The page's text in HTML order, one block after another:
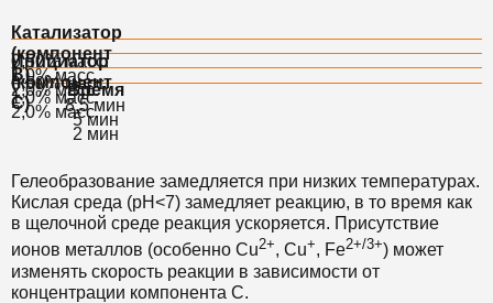
Катализатор
(компонент
B)
Инициатор
(компонент
С)
Время
0,50% масс.
0,50% масс.
8,5 мин
1,0% масс.
1,0% масс.
5 мин
2,0% масс.
2,0% масс.
2 мин
Гелеобразование замедляется при низких температурах.
Кислая среда (рН<7) замедляет реакцию, в то время как
в щелочной среде реакция ускоряется. Присутствие
ионов металлов (особенно Cu2+, Cu+, Fe2+/3+) может
изменять скорость реакции в зависимости от
концентрации компонента C.